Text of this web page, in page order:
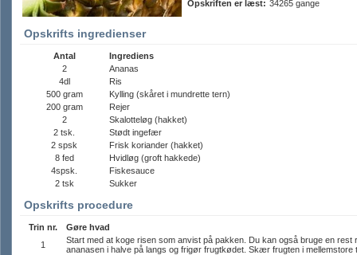
Opskriften er læst: 34265 gange
Opskrifts ingredienser
Antal
Ingrediens
2
Ananas
4dl
Ris
500 gram
Kylling (skåret i mundrette tern)
200 gram
Rejer
2
Skalotteløg (hakket)
2 tsk.
Stødt ingefær
2 spsk
Frisk koriander (hakket)
8 fed
Hvidløg (groft hakkede)
4spsk.
Fiskesauce
2 tsk
Sukker
Opskrifts procedure
Trin nr.
Gøre hvad
1
Start med at koge risen som anvist på pakken. Du kan også bruge en
ananasen i halve på langs og frigør frugtkødet. Skær frugten i mellemstore